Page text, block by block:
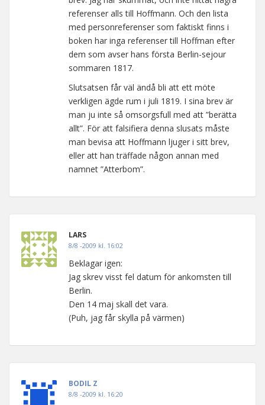
referenser alls till Hoffmann. Och den lista
med personreferenser som faktiskt finns i
boken har inga referenser till Hoffman efter
dem som avser hans första Berlin-sejour
sommaren 1817.
Slutsatsen får väl ändå bli att ett möte
verkligen ägde rum i juli 1819. I sina brev är
man ju inte så omsorgsfull med att ”berätta
allt”. För att falsifiera denna slusats måste
man bevisa att Hoffmann ljuger i sitt brev,
eller att han träffade någon annan med
namnet ”Atterbom”.
LARS
8/8 -2009 kl. 16:02
Beklagar igen:
Jag skrev visst fel datum för ankomsten till
Berlin.
Den 14 maj skall det vara.
(Puh, jag får skylla på värmen)
BODIL Z
8/8 -2009 kl. 16:20